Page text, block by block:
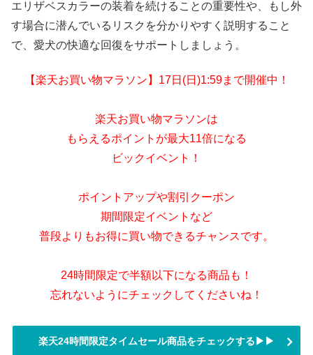
エリザベスカラーの装着を続けることの重要性や、もし外
す場合に潜んでいるリスクを分かりやすく説明すること
で、愛犬の快適な回復をサポートしましょう。
【楽天お買い物マラソン】17日(日)1:59まで開催中！
楽天お買い物マラソンは
もらえるポイントが最大11倍になる
ビックイベント！
ポイントアップや割引クーポン
期間限定イベントなど
普段よりもお得に買い物できるチャンスです。
24時間限定で半額以下になる商品も！
忘れないようにチェックしてくださいね！
楽天24時間限定タイムセール商品をチェックする▶▶